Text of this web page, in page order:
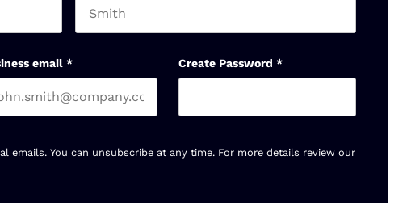
email * Create Password *
emails. You can unsubscribe at any time. For more details review our